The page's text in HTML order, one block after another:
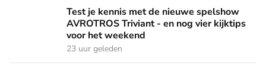
Test je kennis met de nieuwe spelshow AVROTROS
Test je kennis met de nieuwe spelshow
AVROTROS Triviant - en nog vier kijktips
voor het weekend
23 uur geleden